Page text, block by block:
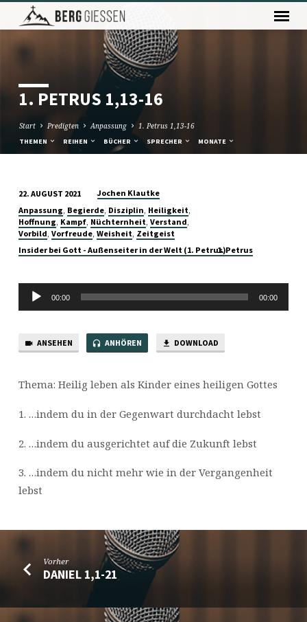
1. PETRUS 1,13-16
Start Predigten Anpassung 1. Petrus 1,13-16
THEMEN REIHEN BÜCHER SPRECHER MONATE
1.
PETRUS
1,13-
16
22. AUGUST 2021
Jochen Klautke
Anpassung, Begierde, Disziplin, Heiligkeit,
Hoffnung, Kampf, Nüchternheit, Verstand,
Vorbild, Vorfreude, Weisheit, Zeitgeist
Insider bei Gott - Außenseiter in der Welt (1. Petrus)1. Petrus
Audio-
Player
00:00 00:00
ANSEHEN ANHÖREN DOWNLOAD
Thema: Heilig leben als Kinder eines heiligen Gottes
1. …indem du in der Gegenwart durchdacht lebst
2. …indem du ausgerichtet auf die Zukunft lebst
3. …indem du nicht mehr wie in der Vergangenheit
lebst
Vorher
DANIEL 1,1-21